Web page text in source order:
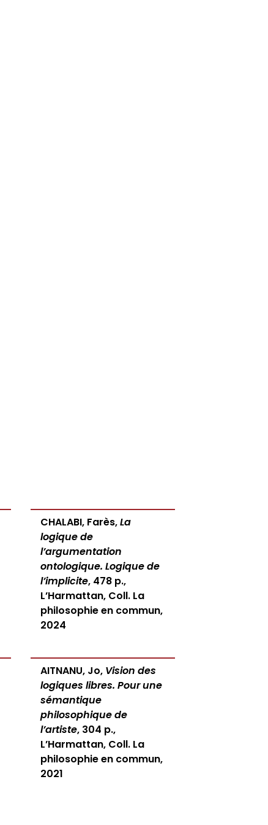
CHALABI, Farès,La
logique de
l’argumentation
ontologique. Logique de
l’implicite, 478 p.,
L’Harmattan, Coll. La
philosophie en commun,
2024
AITNANU, Jo, Vision des
logiques libres. Pour une
sémantique
philosophique de
l’artiste, 304 p.,
L’Harmattan, Coll. La
philosophie en commun,
2021